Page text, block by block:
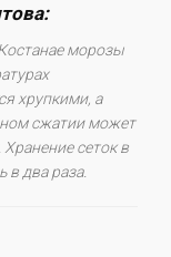
морозы
хрупкими, а
сжатии может
сеток в
два раза.